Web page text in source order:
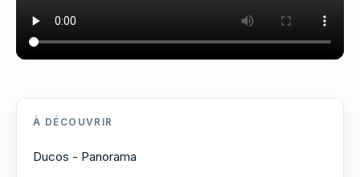
À DÉCOUVRIR
Ducos - Panorama